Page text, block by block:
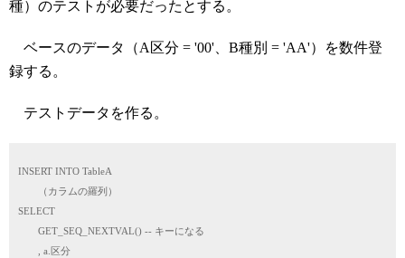
種）のテストが必要だったとする。
ベースのデータ（A区分 = '00'、B種別 = 'AA'）を数件登
録する。
テストデータを作る。
INSERT INTO TableA
（カラムの羅列）
SELECT
GET_SEQ_NEXTVAL() -- キーになる
, a.区分